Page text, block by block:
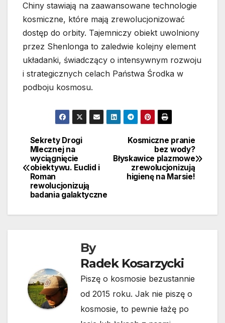
Chiny stawiają na zaawansowane technologie
kosmiczne, które mają zrewolucjonizować
dostęp do orbity. Tajemniczy obiekt uwolniony
przez Shenlonga to zaledwie kolejny element
układanki, świadczący o intensywnym rozwoju
i strategicznych celach Państwa Środka w
podboju kosmosu.
Nawigacja
wpisu
Kosmiczne pranie
bez wody?
Błyskawice plazmowe
zrewolucjonizują
higienę na Marsie!
Sekrety Drogi
Mlecznej na
wyciągnięcie
obiektywu. Euclid i
Roman
rewolucjonizują
badania galaktyczne
By
Radek Kosarzycki
Piszę o kosmosie bezustannie
od 2015 roku. Jak nie piszę o
kosmosie, to pewnie łażę po